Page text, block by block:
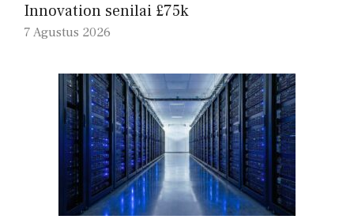
Innovation senilai £75k
7 Agustus 2026